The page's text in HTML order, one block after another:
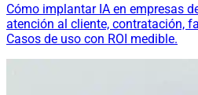
Cómo implantar IA en empresas
atención al cliente, contratación,
Casos de uso con ROI medible.